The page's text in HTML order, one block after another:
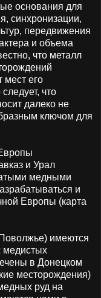
основания для
синхронизации,
передвижения
и объема
что металл
мест его
что
далеко не
ключом для
и Урал
медными
и
Европы (карта
имеются
медистых
в Донецком
месторождения)
руд на